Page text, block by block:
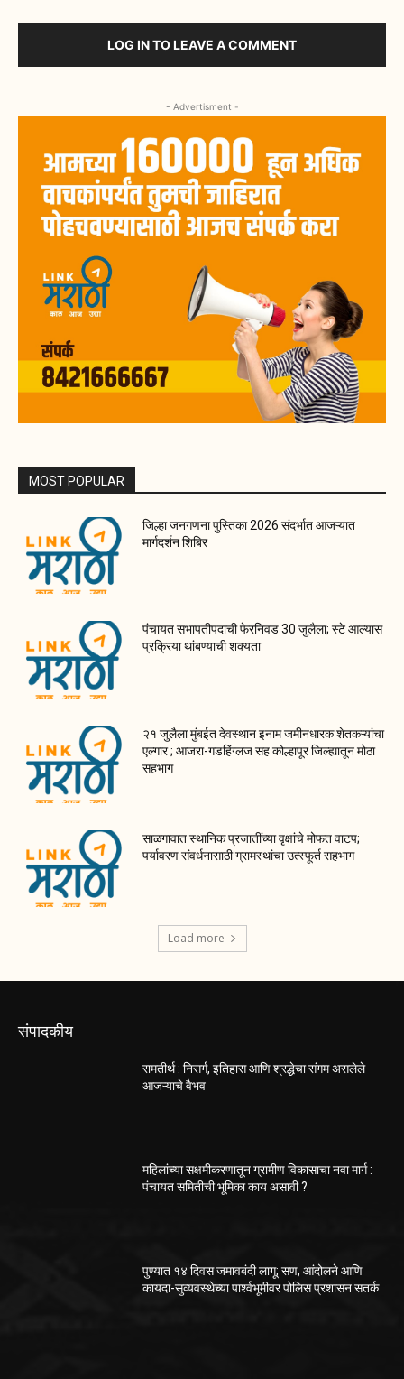
LOG IN TO LEAVE A COMMENT
- Advertisment -
MOST POPULAR
जिल्हा जनगणना पुस्तिका 2026 संदर्भात आजऱ्यात
मार्गदर्शन शिबिर
पंचायत सभापतीपदाची फेरनिवड 30 जुलैला; स्टे आल्यास
प्रक्रिया थांबण्याची शक्यता
२१ जुलैला मुंबईत देवस्थान इनाम जमीनधारक शेतकऱ्यांचा
एल्गार ; आजरा-गडहिंग्लज सह कोल्हापूर जिल्ह्यातून मोठा
सहभाग
साळगावात स्थानिक प्रजातींच्या वृक्षांचे मोफत वाटप;
पर्यावरण संवर्धनासाठी ग्रामस्थांचा उत्स्फूर्त सहभाग
Load more
संपादकीय
रामतीर्थ : निसर्ग, इतिहास आणि श्रद्धेचा संगम असलेले
आजऱ्याचे वैभव
महिलांच्या सक्षमीकरणातून ग्रामीण विकासाचा नवा मार्ग :
पंचायत समितीची भूमिका काय असावी ?
पुण्यात १४ दिवस जमावबंदी लागू; सण, आंदोलने आणि
कायदा-सुव्यवस्थेच्या पार्श्वभूमीवर पोलिस प्रशासन सतर्क